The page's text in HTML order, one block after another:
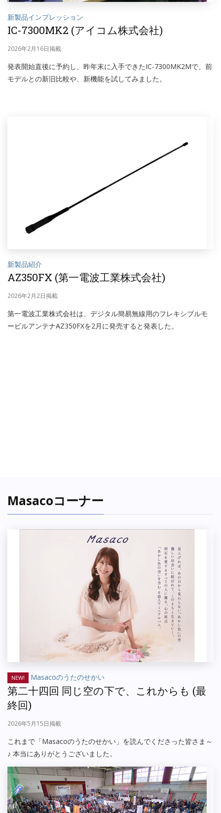
新製品インプレッション
IC-7300MK2 (アイコム株式会社)
2026年2月16日掲載
発表開始直後に予約し、昨年末に入手できたIC-7300MK2Mで、前
モデルとの新旧比較や、新機能を試してみました。
新製品紹介
AZ350FX (第一電波工業株式会社)
2026年2月2日掲載
第一電波工業株式会社は、デジタル簡易無線用のフレキシブルモ
ービルアンテナAZ350FXを2月に発売すると発表した。
Masacoコーナー
NEW! Masacoのうたのせかい
第二十四回 同じ空の下で、これからも (最
終回)
2026年5月15日掲載
これまで「Masacoのうたのせかい」を読んでくださった皆さま～
♪ 本当にありがとうございました。